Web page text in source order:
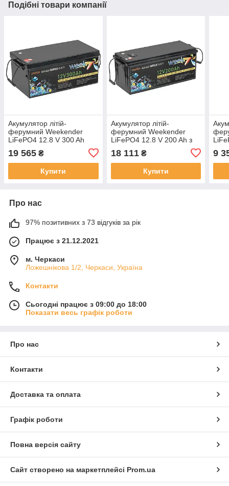
Подібні товари компанії
Акумулятор літій-
ферумний Weekender
LiFePO4 12.8 V 300 Ah
19 565 ₴
Купити
Акумулятор літій-
ферумний Weekender
LiFePO4 12.8 V 200 Ah з
18 111₴
Купити
9
Про нас
97% позитивних з 73 відгуків за рік
Працює з 21.12.2021
м. Черкаси
Ложешнікова 1/2, Черкаси, Україна
Контакти
Сьогодні працює з 09:00 до 18:00
Показати весь графік роботи
Про нас
Контакти
Доставка та оплата
Графік роботи
Повна версія сайту
Сайт створено на маркетплейсі Prom.ua